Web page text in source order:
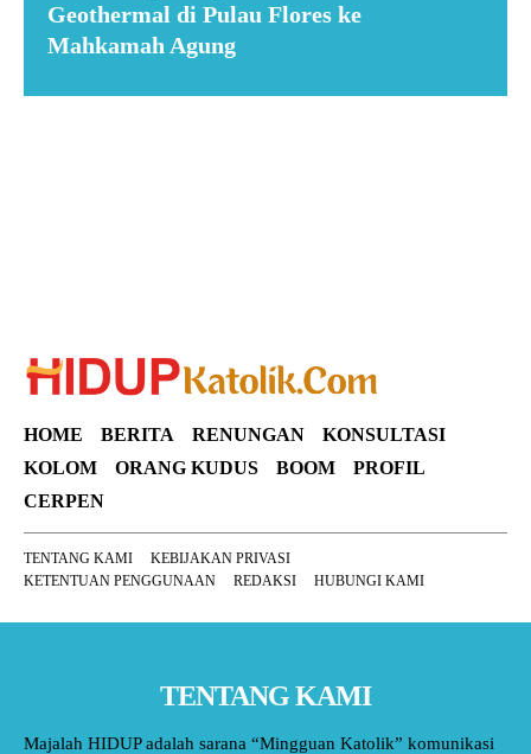
Geothermal di Pulau Flores ke
Mahkamah Agung
HOME BERITA RENUNGAN
KONSULTASI
KOLOM
ORANG KUDUS BOOM
PROFIL
CERPEN
TENTANG KAMI
KEBIJAKAN PRIVASI
KETENTUAN PENGGUNAAN
REDAKSI HUBUNGI KAMI
TENTANG KAMI
Majalah HIDUP adalah sarana “Mingguan Katolik” komunikasi